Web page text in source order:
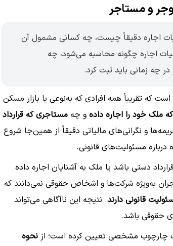
و مستاجر
اجاره دقیقاً چیست، چه کسانی مشمول آن
اجاره چگونه محاسبه می‌شود، چه
در چه زمانی باید ثبت کرد.
که تقریباً همه افرادی که به‌نوعی با بازار مسکن
ملک خود را اجاره داده و چه مستاجری که قرارداد
و نگرانی‌های مالیاتی دقیقاً از همین‌جا شروع
درباره مسئولیت‌های قانونی.
دستی باشد یا ملک به آشنایان اجاره داده
به‌ویژه شرکت‌ها و اشخاص حقوقی نمی‌دانند که
قانونی دارند. نتیجه این ناآگاهی می‌تواند
حقوقی باشد.
چارچوب مشخصی تعیین کرده است؛ از نحوه